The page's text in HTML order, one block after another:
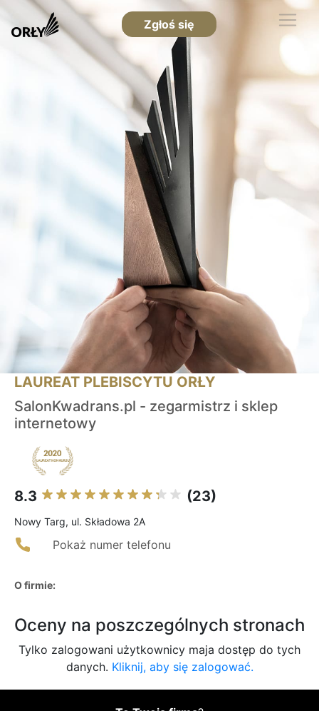
Zgłoś się
LAUREAT PLEBISCYTU ORŁY
SalonKwadrans.pl - zegarmistrz i sklep
internetowy
8.3 (23)
Nowy Targ, ul. Składowa 2A
Pokaż numer telefonu
O firmie:
Oceny na poszczególnych stronach
Tylko zalogowani użytkownicy maja dostęp do tych
danych. Kliknij, aby się zalogować.